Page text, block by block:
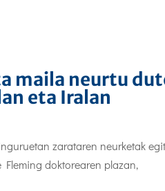
maila neurtu
eta Iralan
zarataren neurketak
doktorearen plazan,